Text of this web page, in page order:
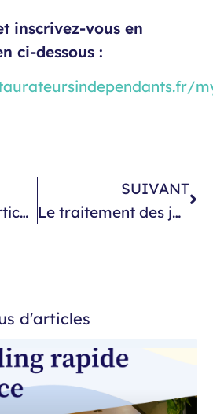
inscrivez-vous en
ci-dessous :
Pourquoi, et particulièrement en 2024, est-il important de renforcer vos bonnes pratiques sanitaires ?
SUIVANT
Le traitement des jours fériés dans la restauration et l’exception du 1er mai
d'articles